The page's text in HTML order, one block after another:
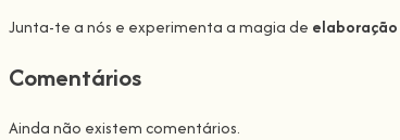
Junta-te a nós e experimenta a magia de elaboração
Comentários
Ainda não existem comentários.